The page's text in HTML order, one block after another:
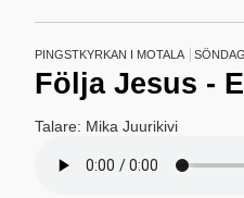
PINGSTKYRKAN I MOTALA
Följa Jesus -
Talare: Mika Juurikivi